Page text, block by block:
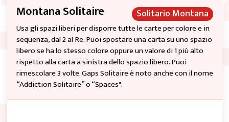
Solitario Montana
Montana Solitaire
Usa gli spazi liberi per disporre tutte le carte per colore e in
sequenza, dal 2 al Re. Puoi spostare una carta su uno spazio
libero se ha lo stesso colore oppure un valore di 1 più alto
rispetto alla carta a sinistra dello spazio libero. Puoi
rimescolare 3 volte. Gaps Solitaire è noto anche con il nome
“Addiction Solitaire” o “Spaces".